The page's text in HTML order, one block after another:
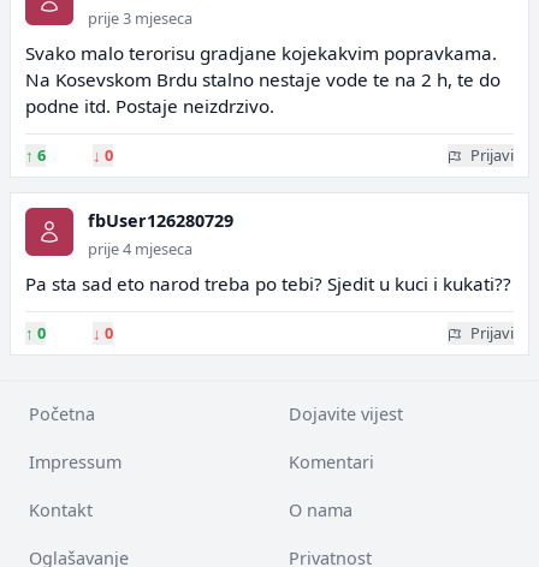
prije 3 mjeseca
Svako malo terorisu gradjane kojekakvim popravkama.
Na Kosevskom Brdu stalno nestaje vode te na 2 h, te do
podne itd. Postaje neizdrzivo.
↑ 6 ↓ 0 Prijavi
fbUser126280729
prije 4 mjeseca
Pa sta sad eto narod treba po tebi? Sjedit u kuci i kukati??
↑ 0 ↓ 0 Prijavi
Početna Dojavite vijest
Impressum Komentari
Kontakt O nama
Oglašavanje Privatnost